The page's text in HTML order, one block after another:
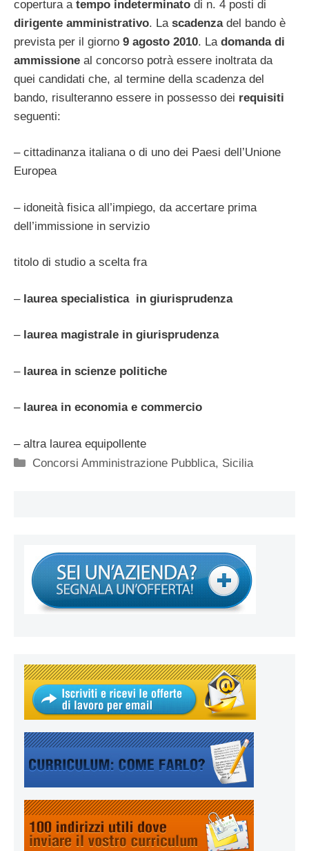
copertura a tempo indeterminato di n. 4 posti di
dirigente amministrativo. La scadenzadel bando è
prevista per il giorno 9 agosto 2010. Ladomanda di
ammissione al concorso potrà essere inoltrata da
quei candidati che, al termine della scadenza del
bando, risulteranno essere in possesso dei requisiti
seguenti:
– cittadinanza italiana o di uno dei Paesi dell’Unione
Europea
– idoneità fisica all’impiego, da accertare prima
dell’immissione in servizio
titolo di studio a scelta fra
– laurea specialistica in giurisprudenza
– laurea magistrale in giurisprudenza
– laurea in scienze politiche
– laurea in economia e commercio
– altra laurea equipollente
Categorie
Concorsi Amministrazione Pubblica, Sicilia